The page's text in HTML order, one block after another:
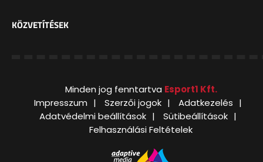
KÖZVETÍTÉSEK
Minden jog fenntartva Esport1 Kft.
Impresszum
Szerzői jogok
Adatkezelés
Adatvédelmi beállítások
Sütibeállítások
Felhasználási Feltételek